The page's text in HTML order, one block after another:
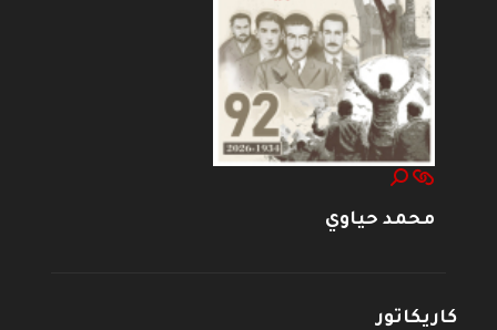
محمد حياوي
كاريكاتور